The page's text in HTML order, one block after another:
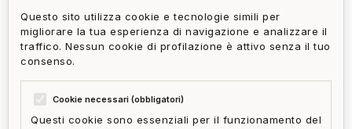
Come funziona la rete di acquirenti pre-
qualificati di Home Gallery?
Questo sito utilizza cookie e tecnologie simili per
migliorare la tua esperienza di navigazione e analizzare il
traffico. Nessun cookie di profilazione è attivo senza il tuo
consenso.
Cookie necessari (obbligatori)
Questi cookie sono essenziali per il funzionamento del